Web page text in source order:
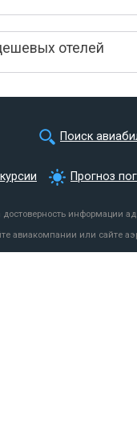
отелей
Поиск
Прогноз
информации
авиакомпании или сайте